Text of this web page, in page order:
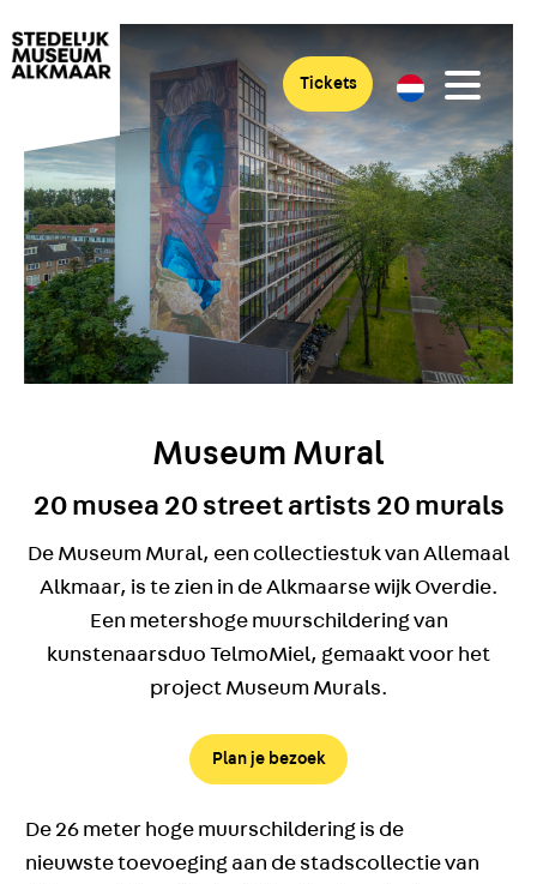
Tickets
Museum Mural
20 musea 20 street artists 20 murals
De Museum Mural, een collectiestuk van Allemaal
Alkmaar, is te zien in de Alkmaarse wijk Overdie.
Een metershoge muurschildering van
kunstenaarsduo TelmoMiel, gemaakt voor het
project Museum Murals.
Plan je bezoek
De 26 meter hoge muurschildering is de
nieuwste toevoeging aan de stadscollectie van